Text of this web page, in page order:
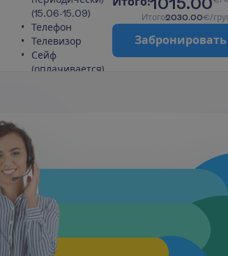
(15.06-15.09)
Телефон
Телевизор
Сейф
(оплачивается)
Итого2030.00€/
Забронировать